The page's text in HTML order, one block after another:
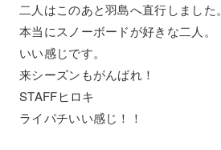
二人はこのあと羽島へ直行しました。
本当にスノーボードが好きな二人。
いい感じです。
来シーズンもがんばれ！
STAFFヒロキ
ライパチいい感じ！！